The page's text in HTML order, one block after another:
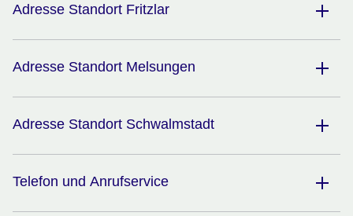
Adresse Standort Fritzlar
Adresse Standort Melsungen
Adresse Standort Schwalmstadt
Telefon und Anrufservice